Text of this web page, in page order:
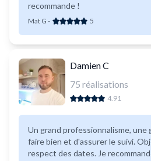
recommande !
Mat G - 5
Damien C
75 réalisations
4.91
Un grand professionnalisme, une grande volonté de
faire bien et d'assurer le suivi.
respect des dates. Je recommande